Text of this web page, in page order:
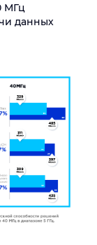
МГц
данных